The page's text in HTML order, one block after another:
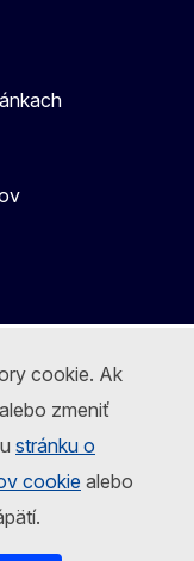
cookie. Ak
zmeniť
stránku o
cookie alebo